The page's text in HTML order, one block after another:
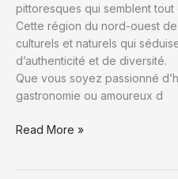
pittoresques qui semblent tout
Cette région du nord-ouest
culturels et naturels qui
d’authenticité et de diversité.
Que vous soyez passionné
gastronomie ou amoureux d
Explorer
Read More »